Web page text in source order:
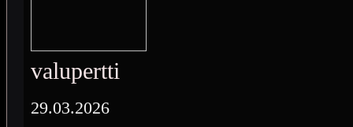
valupertti
29.03.2026